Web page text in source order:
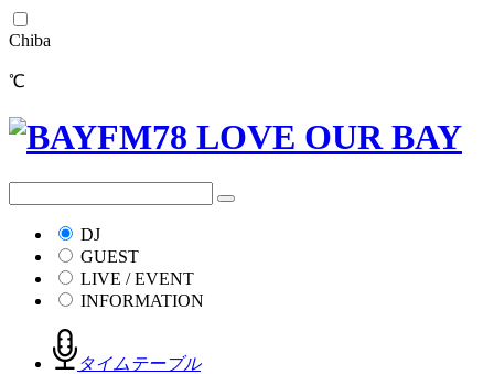
Chiba
℃
DJ
GUEST
LIVE / EVENT
INFORMATION
タイムテーブル